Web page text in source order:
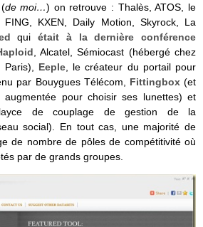
de moi…) on retrouve : Thalès, ATOS, le
KXEN, Daily Motion, Skyrock, La
qui était à la dernière conférence
, Alcatel, Sémiocast (hébergé chez
Paris), Eeple, le créateur du portail pour
par Bouygues Télécom, Fittingbox(et
pour choisir ses lunettes) et
de couplage de gestion de la
social). En tout cas, une majorité de
de nombre de pôles de compétitivité où
par de grands groupes.